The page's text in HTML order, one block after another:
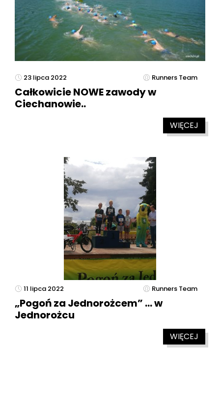
23 lipca 2022 Runners Team
Całkowicie NOWE zawody w
Ciechanowie..
WIĘCEJ
11 lipca 2022 Runners Team
„Pogoń za Jednorożcem” … w
Jednorożcu
WIĘCEJ